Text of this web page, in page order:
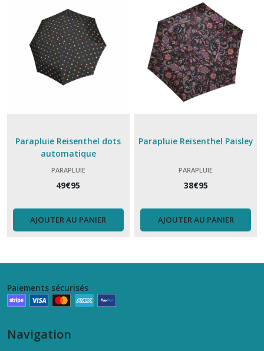
Parapluie Reisenthel dots
automatique
PARAPLUIE
49€95
AJOUTER AU PANIER
Parapluie Reisenthel Paisley
PARAPLUIE
38€95
AJOUTER AU PANIER
Paiements sécurisés
Navigation